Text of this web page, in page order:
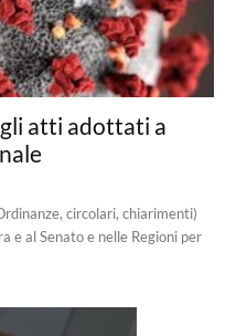
atti adottati a
circolari, chiarimenti)
e al Senato e nelle Regioni per